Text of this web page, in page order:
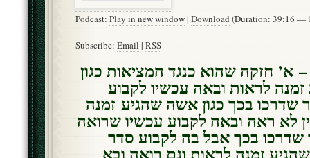
Podcast: Play in new window| Download (Duration: 39:16 —
Subscribe: Email | RSS
– א’ חזקה שהוא כנגד המציאות כגון
לראות ובאה עכשיו לקבוע
שדרכו בכך כגון אשה שהגיע זמנה
לא ראה ובאה לקבוע עכשיו שרואה
שדרכו בכך אבל בה לקבוע סדר